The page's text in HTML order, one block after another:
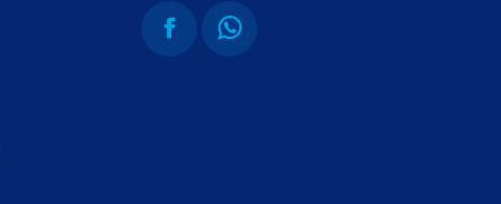
Vind ons op: